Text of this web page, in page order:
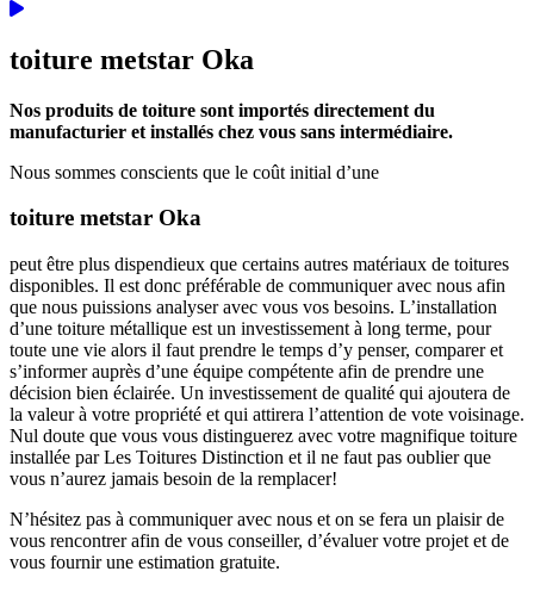
toiture metstar Oka
Nos produits de toiture sont importés directement du
manufacturier et installés chez vous sans intermédiaire.
Nous sommes conscients que le coût initial d’une
toiture metstar Oka
peut être plus dispendieux que certains autres matériaux de toitures
disponibles. Il est donc préférable de communiquer avec nous afin
que nous puissions analyser avec vous vos besoins. L’installation
d’une toiture métallique est un investissement à long terme, pour
toute une vie alors il faut prendre le temps d’y penser, comparer et
s’informer auprès d’une équipe compétente afin de prendre une
décision bien éclairée. Un investissement de qualité qui ajoutera de
la valeur à votre propriété et qui attirera l’attention de vote voisinage.
Nul doute que vous vous distinguerez avec votre magnifique toiture
installée par Les Toitures Distinction et il ne faut pas oublier que
vous n’aurez jamais besoin de la remplacer!
N’hésitez pas à communiquer avec nous et on se fera un plaisir de
vous rencontrer afin de vous conseiller, d’évaluer votre projet et de
vous fournir une estimation gratuite.